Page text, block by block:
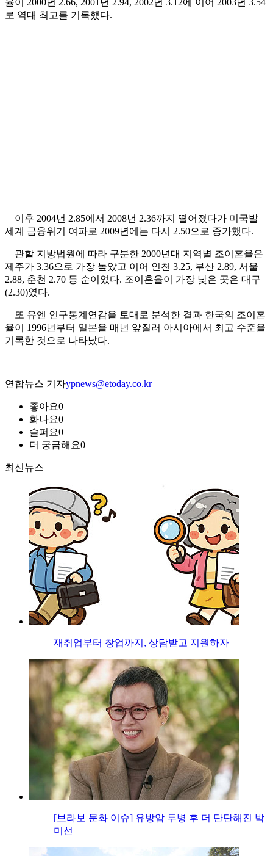
율이 2000년 2.66, 2001년 2.94, 2002년 3.12에 이어 2003년 3.54
로 역대 최고를 기록했다.
이후 2004년 2.85에서 2008년 2.36까지 떨어졌다가 미국발
세계 금융위기 여파로 2009년에는 다시 2.50으로 증가했다.
관할 지방법원에 따라 구분한 2000년대 지역별 조이혼율은
제주가 3.36으로 가장 높았고 이어 인천 3.25, 부산 2.89, 서울
2.88, 춘천 2.70 등 순이었다. 조이혼율이 가장 낮은 곳은 대구
(2.30)였다.
또 유엔 인구통계연감을 토대로 분석한 결과 한국의 조이혼
율이 1996년부터 일본을 매년 앞질러 아시아에서 최고 수준을
기록한 것으로 나타났다.
연합뉴스 기자ypnews@etoday.co.kr
좋아요0
화나요0
슬퍼요0
더 궁금해요0
최신뉴스
재취업부터 창업까지, 상담받고 지원하자
[브라보 문화 이슈] 유방암 투병 후 더 단단해진 박
미선